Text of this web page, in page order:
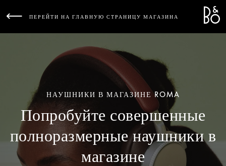
ПЕРЕЙТИ НА ГЛАВНУЮ СТРАНИЦУ МАГАЗИНА
НАУШНИКИ В МАГАЗИНЕ ROMA
Попробуйте совершенные
полноразмерные наушники в
магазине